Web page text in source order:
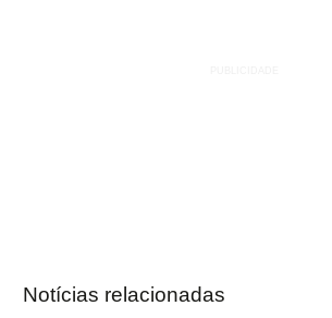
Notícias relacionadas